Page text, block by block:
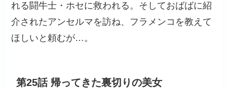
れる闘牛士・ホセに救われる。そしておばばに紹
介されたアンセルマを訪ね、フラメンコを教えて
ほしいと頼むが…。
第25話 帰ってきた裏切りの美女